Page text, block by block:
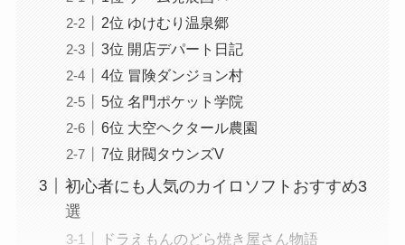
2位 ゆけむり温泉郷
3位 開店デパート日記
4位 冒険ダンジョン村
5位 名門ポケット学院
6位 大空ヘクタール農園
7位 財閥タウンズV
初心者にも人気のカイロソフトおすすめ3
選
ドラえもんのどら焼き屋さん物語